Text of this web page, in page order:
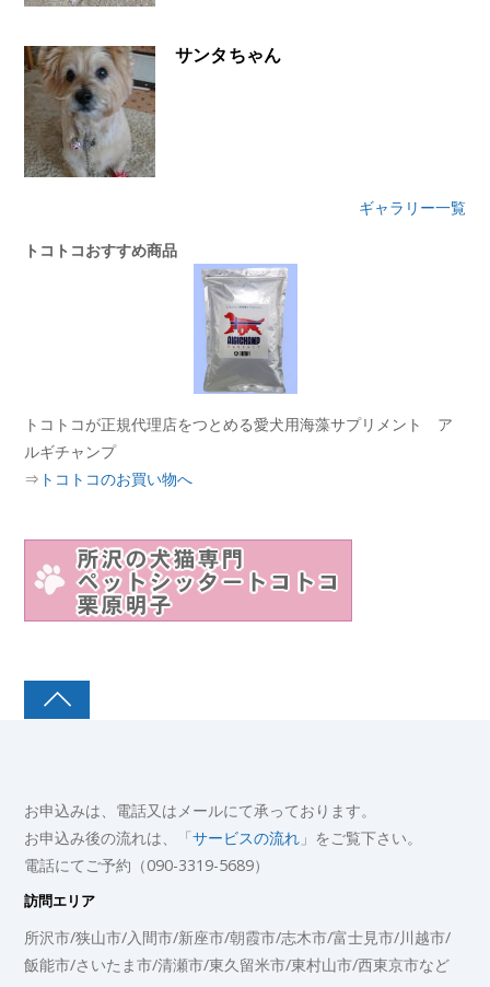
サンタちゃん
ギャラリー一覧
トコトコおすすめ商品
トコトコが正規代理店をつとめる愛犬用海藻サプリメント ア
ルギチャンプ
⇒ トコトコのお買い物へ
お申込みは、電話又はメールにて承っております。
お申込み後の流れは、「サービスの流れ 」をご覧下さい。
電話にてご予約（090-3319-5689）
訪問エリア
所沢市/狭山市/入間市/新座市/朝霞市/志木市/富士見市/川越市/
飯能市/さいたま市/清瀬市/東久留米市/東村山市/西東京市など